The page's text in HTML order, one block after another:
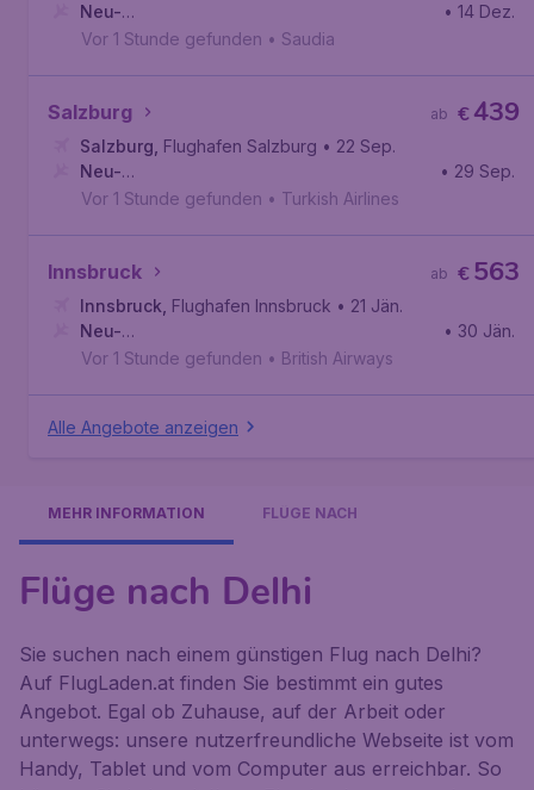
Neu-
Delhi , Internationaler Flughafen Indira Gandhi
• 14 Dez.
Vor 1 Stunde gefunden • Saudia
Salzburg €439
ab
Salzburg Flughafen Salzburg • 22 Sep.
Neu-
Delhi , Internationaler Flughafen Indira Gandhi
• 29 Sep.
Vor 1 Stunde gefunden • Turkish Airlines
Innsbruck €563
ab
Innsbruck Flughafen Innsbruck • 21 Jän.
Neu-
Delhi , Internationaler Flughafen Indira Gandhi
• 30 Jän.
Vor 1 Stunde gefunden • British Airways
Alle Angebote anzeigen
MEHR INFORMATION FLÜGE NACH
Flüge nach Delhi
Sie suchen nach einem günstigen Flug nach Delhi?
Auf FlugLaden.at finden Sie bestimmt ein gutes
Angebot. Egal ob Zuhause, auf der Arbeit oder
unterwegs: unsere nutzerfreundliche Webseite ist vom
Handy, Tablet und vom Computer aus erreichbar. So